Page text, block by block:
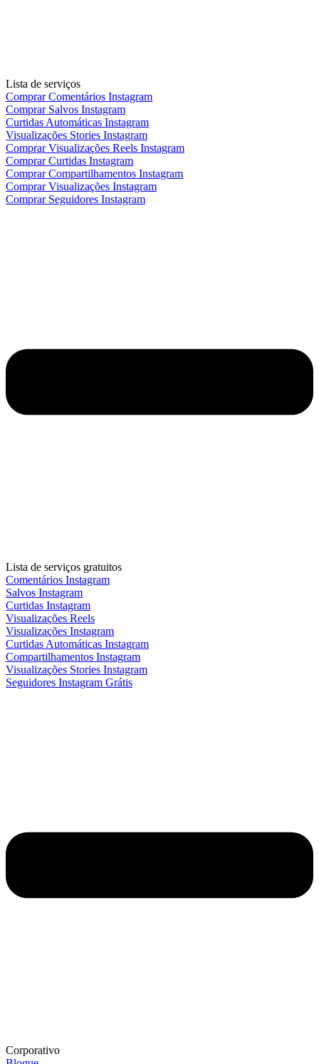
Lista de serviços
Comprar Comentários Instagram
Comprar Salvos Instagram
Curtidas Automáticas Instagram
Visualizações Stories Instagram
Comprar Visualizações Reels Instagram
Comprar Curtidas Instagram
Comprar Compartilhamentos Instagram
Comprar Visualizações Instagram
Comprar Seguidores Instagram
Lista de serviços gratuitos
Comentários Instagram
Salvos Instagram
Curtidas Instagram
Visualizações Reels
Visualizações Instagram
Curtidas Automáticas Instagram
Compartilhamentos Instagram
Visualizações Stories Instagram
Seguidores Instagram Grátis
Corporativo